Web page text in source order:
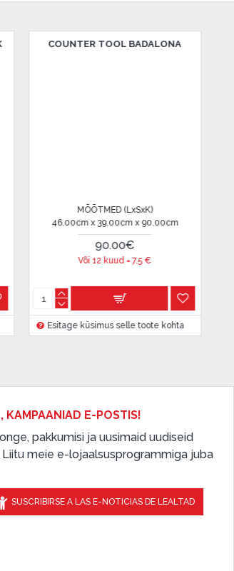
PERUGIA
x 95.00cm
selle toote kohta
BAARI TOOL BLACK
MÕÕTMED (LxSxK)
37.00cm x 40.00cm x
109.00€
Esitage küsimus selle
KAMPAANIAD E-POSTIS!
pakkumisi ja uusimaid uudiseid
meie e-lojaalsusprogrammiga juba
SUSCRIBIRSE A LAS E-NOTICIAS DE LEALTAD